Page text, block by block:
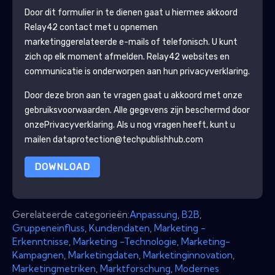
Door dit formulier in te dienen gaat u hiermee akkoord
Relay42 contact met u opnemen
marketinggerelateerde e-mails of telefonisch. U kunt
zich op elk moment afmelden. Relay42 websites en
communicatie is onderworpen aan hun privacyverklaring.
Door deze bron aan te vragen gaat u akkoord met onze
gebruiksvoorwaarden. Alle gegevens zijn beschermd door
onzePrivacyverklaring. Als u nog vragen heeft, kunt u
mailen dataprotection@techpublishhub.com
DOWNLOAD
Gerelateerde categorieën:Anpassung B2B
Gruppeneinfluss Kundendaten Marketing -
Erkenntnisse Marketing -Technologie Marketing-
Kampagnen Marketingdaten Marketinginnovation
Marketingmetriken Marktforschung Modernes